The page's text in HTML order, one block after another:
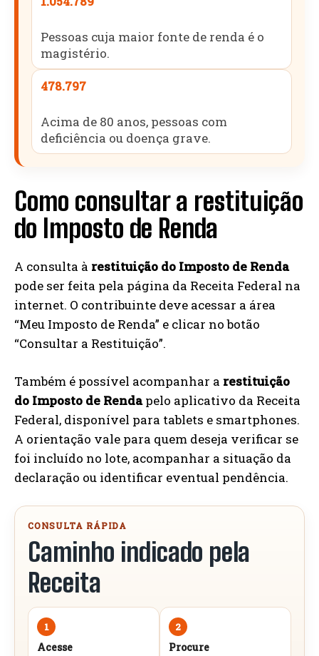
Pessoas cuja maior fonte de renda é o
magistério.
478.797
Acima de 80 anos, pessoas com
deficiência ou doença grave.
Como consultar a restituição
do Imposto de Renda
A consulta à restituição do Imposto de Renda
pode ser feita pela página da Receita Federal na
internet. O contribuinte deve acessar a área
“Meu Imposto de Renda” e clicar no botão
“Consultar a Restituição”.
Também é possível acompanhar a restituição
do Imposto de Rendapelo aplicativo da Receita
Federal, disponível para tablets e smartphones.
A orientação vale para quem deseja verificar se
foi incluído no lote, acompanhar a situação da
declaração ou identificar eventual pendência.
CONSULTA RÁPIDA
Caminho indicado pela
Receita
1
Acesse
2
Procure